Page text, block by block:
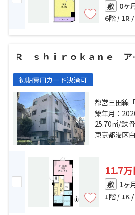
敷 0ヶ
6階 / 1R
Ｒ ｓ
初期費用カード決済可
都営三田線
日比谷線「広
線「恵比寿
築年月：
25.70㎡/鉄
東京都港区
11.7
敷 1ヶ
1階 / 1K